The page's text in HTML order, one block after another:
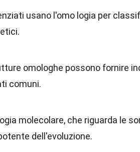
usano l'omo logia per
omologhe possono fornire
comuni.
molecolare, che riguarda le
dell'evoluzione.